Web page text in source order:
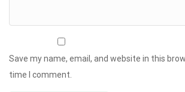
Save my name, email, and website in this
time I comment.